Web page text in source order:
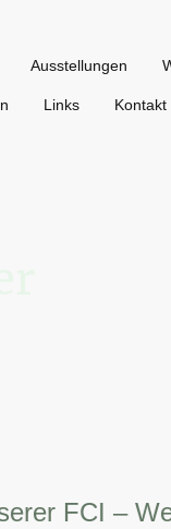
Ausstellungen
Links Kontakt
FCI –